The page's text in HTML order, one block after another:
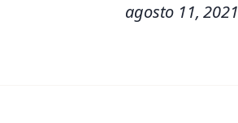
agosto 11, 2021